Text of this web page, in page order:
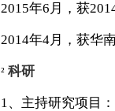
2015年6 月，获
2014年4月，获华
² 科研
1、主持研究项目：